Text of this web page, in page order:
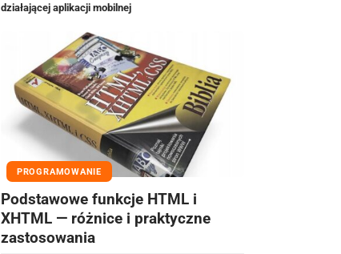
działającej aplikacji mobilnej
PROGRAMOWANIE
Podstawowe funkcje HTML i
XHTML — różnice i praktyczne
zastosowania